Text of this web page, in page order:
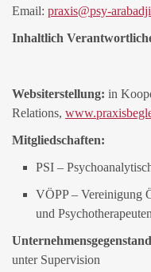
Email: praxis@psy-
Inhaltlich
Websiterstellung: in
Relations,
Mitgliedschaften:
PSI –
VÖPP – Vereinigung
und Psychotherapeuten
unter Supervision